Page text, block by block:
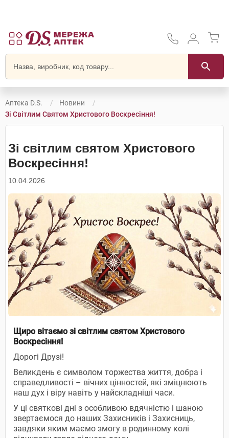
Аптека D.S.
Новини
Зі Світлим Святом Христового Воскресіння!
Зі світлим святом Христового
Воскресіння!
10.04.2026
Щиро вітаємо зі світлим святом Христового
Воскресіння!
Дорогі Друзі!
Великдень є символом торжества життя, добра і
справедливості – вічних цінностей, які зміцнюють
наш дух і віру навіть у найскладніші часи.
У ці святкові дні з особливою вдячністю і шаною
звертаємося до наших Захисників і Захисниць,
завдяки яким маємо змогу в родинному колі